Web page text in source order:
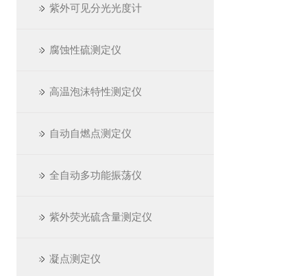
紫外可见分光光度计
腐蚀性硫测定仪
高温泡沫特性测定仪
自动自燃点测定仪
全自动多功能振荡仪
紫外荧光硫含量测定仪
凝点测定仪